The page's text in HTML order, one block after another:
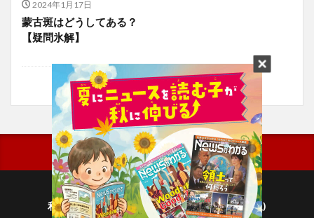
2024年1月17日
蒙古斑はどうしてある？
【疑問氷解】
利用規約
プライバシーポリシー(毎日新聞出版)